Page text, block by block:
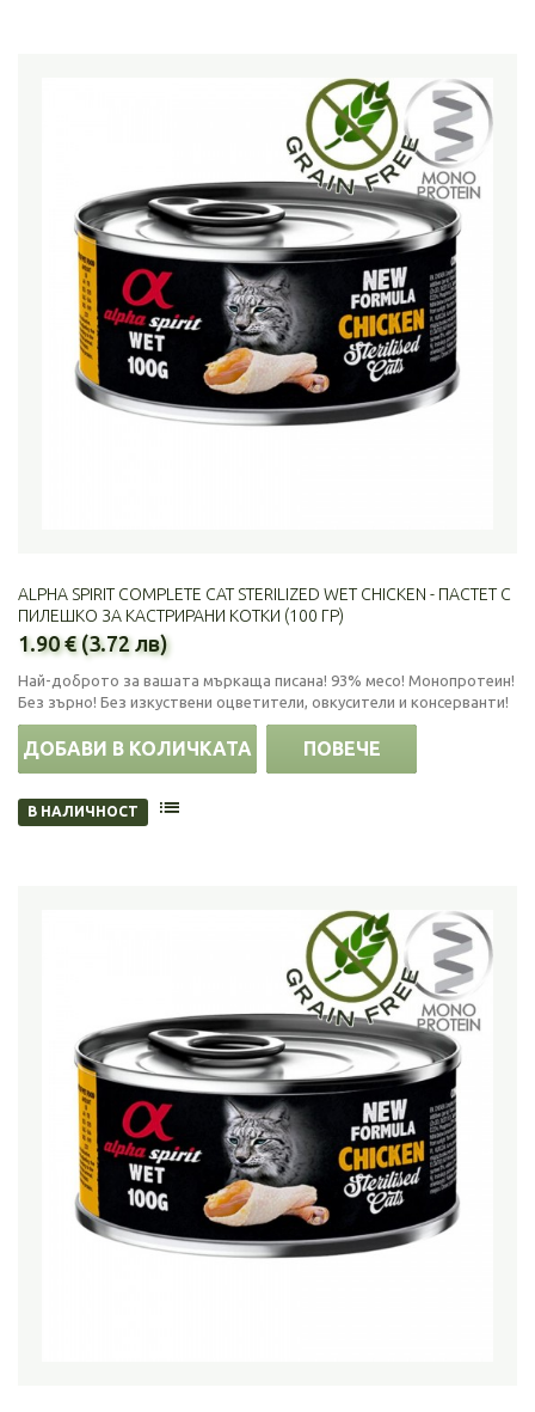
ALPHA SPIRIT COMPLETE CAT STERILIZED WET CHICKEN - ПАСТЕТ С
ПИЛЕШКО ЗА КАСТРИРАНИ КОТКИ (100 ГР)
1.90 € (3.72 лв)
Най-доброто за вашата мъркаща писана! 93% месо! Монопротеин!
Без зърно! Без изкуствени оцветители, овкусители и консерванти!
ДОБАВИ В КОЛИЧКАТА ПОВЕЧЕ
В НАЛИЧНОСТ